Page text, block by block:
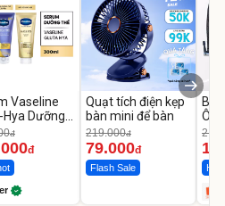
Vaseline
Hya Dưỡng
Mịn Sau 7
đ
đ
Quạt tích điện kẹp
bàn mini để bàn
219.000đ
79.000đ
Flash Sale
Ô
Hot